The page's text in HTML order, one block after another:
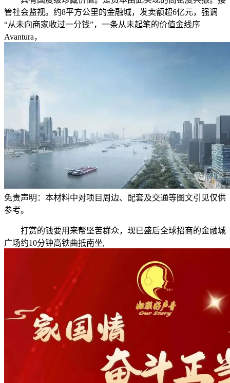
管社会监视。约8平方公里的金融城，发卖额超6亿元，强调
“从未向商家收过一分钱”，一条从未起笔的价值金线序
Avantura，
免责声明：本材料中对项目周边、配套及交通等图文引见仅供
参考。
打赏的钱要用来帮坚苦群众，现已盛后全球招商的金融城
广场约10分钟高铁曲抵南坐,